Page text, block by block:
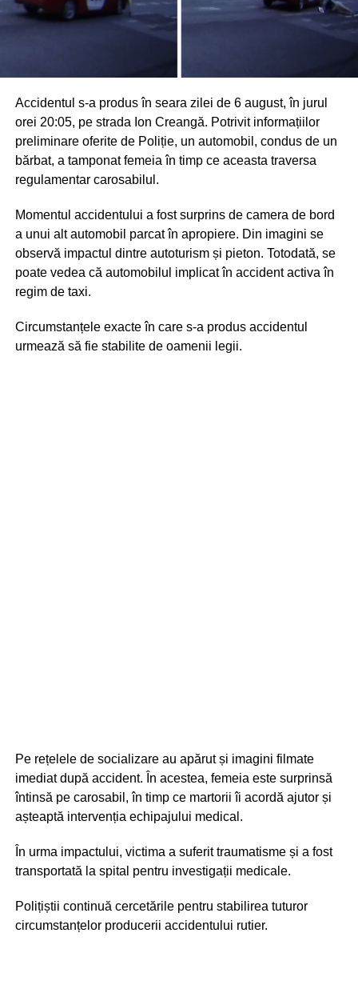
Accidentul s-a produs în seara zilei de 6 august, în jurul
orei 20:05, pe strada Ion Creangă. Potrivit informațiilor
preliminare oferite de Poliție, un automobil, condus de un
bărbat, a tamponat femeia în timp ce aceasta traversa
regulamentar carosabilul.
Momentul accidentului a fost surprins de camera de bord
a unui alt automobil parcat în apropiere. Din imagini se
observă impactul dintre autoturism și pieton. Totodată, se
poate vedea că automobilul implicat în accident activa în
regim de taxi.
Circumstanțele exacte în care s-a produs accidentul
urmează să fie stabilite de oamenii legii.
Pe rețelele de socializare au apărut și imagini filmate
imediat după accident. În acestea, femeia este surprinsă
întinsă pe carosabil, în timp ce martorii îi acordă ajutor și
așteaptă intervenția echipajului medical.
În urma impactului, victima a suferit traumatisme și a fost
transportată la spital pentru investigații medicale.
Polițiștii continuă cercetările pentru stabilirea tuturor
circumstanțelor producerii accidentului rutier.